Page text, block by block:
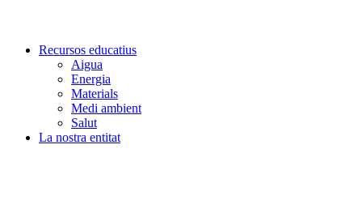
Recursos educatius
Aigua
Energia
Materials
Medi ambient
Salut
La nostra entitat